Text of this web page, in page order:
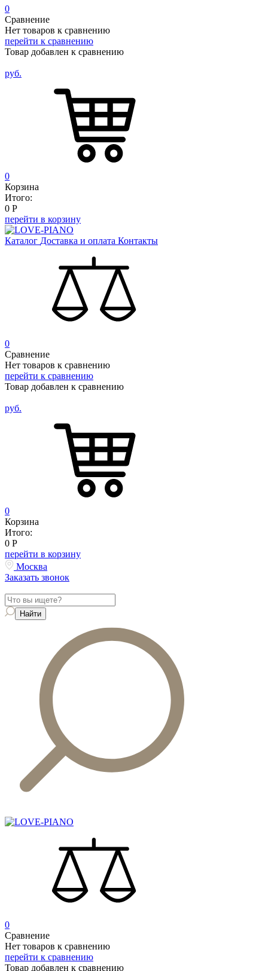
0
Сравнение
Нет товаров к сравнению
перейти к сравнению
Товар добавлен к сравнению
руб.
0
Корзина
Итого:
0 Р
перейти в корзину
Каталог Доставка и оплата Контакты
0
Сравнение
Нет товаров к сравнению
перейти к сравнению
Товар добавлен к сравнению
руб.
0
Корзина
Итого:
0 Р
перейти в корзину
Москва
Заказать звонок
0
Сравнение
Нет товаров к сравнению
перейти к сравнению
Товар добавлен к сравнению